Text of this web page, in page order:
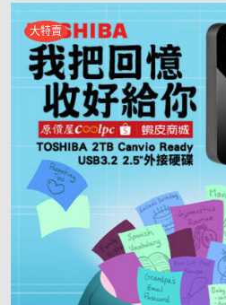
大特賣